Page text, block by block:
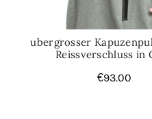
ubergrosser
Reissverschluss in
€93.00